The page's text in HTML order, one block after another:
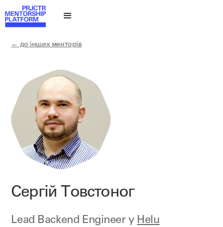
← до інших менторів
Сергій Товстоног
Lead Backend Engineer у Helu